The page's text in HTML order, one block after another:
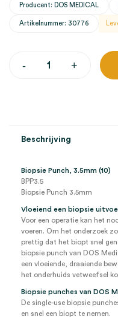
Producent: DOS MEDICAL
Artikelnummer: 30776
-Biopsie
+
Beschrijving
Biopsie Punch, 3.5mm (10)
BPP3.5
Biopsie Punch 3.5mm
Vloeiend een biopsie
Voor een operatie kan het
voeren. Om het onderzoek
prettig dat het biopt snel
biopsie punch van DOS
een vloeiende, draaiende
het onderhuids vetweefsel
Biopsie punches van DOS
De single-use biopsie
en snel een biopt te nemen.